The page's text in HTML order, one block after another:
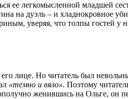
ее легкомысленной младшей
на дуэль – и хладнокровное
уверяя, что толпы гостей у
лице. Но читатель был
«темно и вяло». Поэтому
женившись на Ольге, он